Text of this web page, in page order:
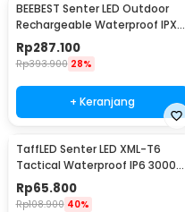
BEEBEST Senter LED Outdoor
Rechargeable Waterproof IPX6
1000 Lumens - FZ101
Rp287.100
Rp393.900 28%
+ Keranjang
TaffLED Senter LED XML-T6
Tactical Waterproof IP6 3000
Lumens - E97
Rp65.800
Rp108.900 40%